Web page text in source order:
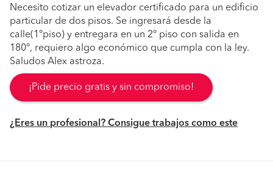
Necesito cotizar un elevador certificado para un edificio
particular de dos pisos. Se ingresará desde la
calle(1°piso) y entregara en un 2° piso con salida en
180°, requiero algo económico que cumpla con la ley.
Saludos Alex astroza.
¡Pide precio gratis y sin compromiso!
¿Eres un profesional? Consigue trabajos como este